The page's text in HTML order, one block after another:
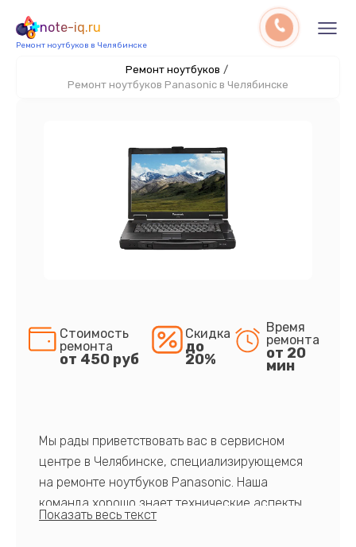
note-iq.ru
Ремонт ноутбуков в Челябинске
Ремонт ноутбуков /
Ремонт ноутбуков Panasonic в Челябинске
Стоимость
ремонта
от 450 руб
Скидка
до
20%
Время
ремонта
от 20
мин
Мы рады приветствовать вас в сервисном
центре в Челябинске, специализирующемся
на ремонте ноутбуков Panasonic. Наша
команда хорошо знает технические аспекты
устройств Panasonic, что позволяет быстро и